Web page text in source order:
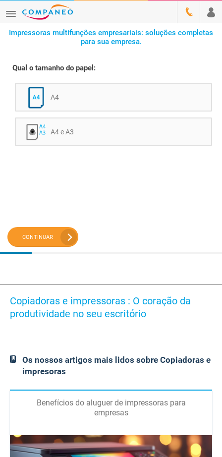
Impressoras multifunções empresariais: soluções completas
para sua empresa.
Qual o tamanho do papel:
A4
A4 e A3
CONTINUAR
Copiadoras e impressoras : O coração da
produtividade no seu escritório
Os nossos artigos mais lidos sobre Copiadoras e
impresoras
Benefícios do aluguer de impressoras para
empresas